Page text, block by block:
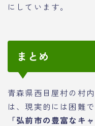
にしています。
まとめ
青森県西目屋村の村
は、現実的には困難
「弘前市の豊富なキ